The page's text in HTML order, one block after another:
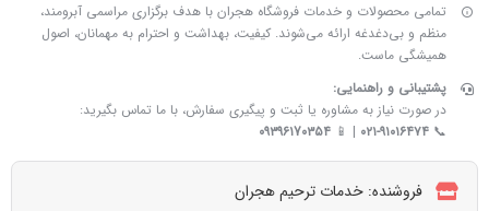
تمامی محصولات و خدمات فروشگاه هجران با هدف برگزاری مراسمی آبرومند،
منظم و بی‌دغدغه ارائه می‌شوند. کیفیت، بهداشت و احترام به مهمانان، اصول
همیشگی ماست.
پشتیبانی و راهنمایی:
در صورت نیاز به مشاوره یا ثبت و پیگیری سفارش، با ما تماس بگیرید:
📞 ۰۲۱-۹۱۰۱۶۴۷۴ | 📱 ۰۹۳۹۶۱7۰۳۵۴
فروشنده: خدمات ترحیم هجران